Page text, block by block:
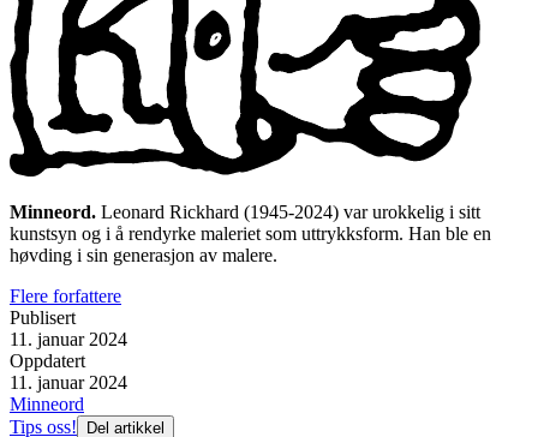
Minneord. Leonard Rickhard (1945-2024) var urokkelig i sitt
kunstsyn og i å rendyrke maleriet som uttrykksform. Han ble en
høvding i sin generasjon av malere.
Flere forfattere
Publisert
11. januar 2024
Oppdatert
11. januar 2024
Minneord
Tips oss!
Del artikkel